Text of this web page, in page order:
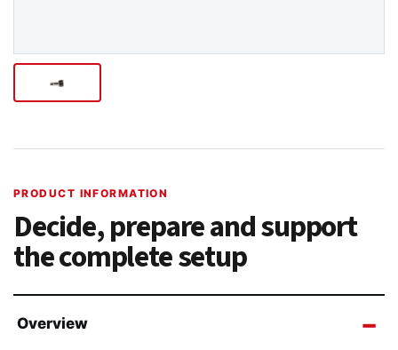
PRODUCT INFORMATION
Decide, prepare and support
the complete setup
Overview